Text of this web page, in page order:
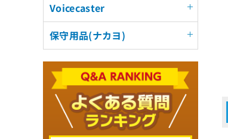
Voicecaster
保守用品(ナカヨ)